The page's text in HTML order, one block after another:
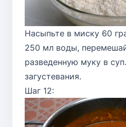
Насыпьте в миску 60
250 мл воды,
разведенную муку в
загустевания.
Шаг 12: